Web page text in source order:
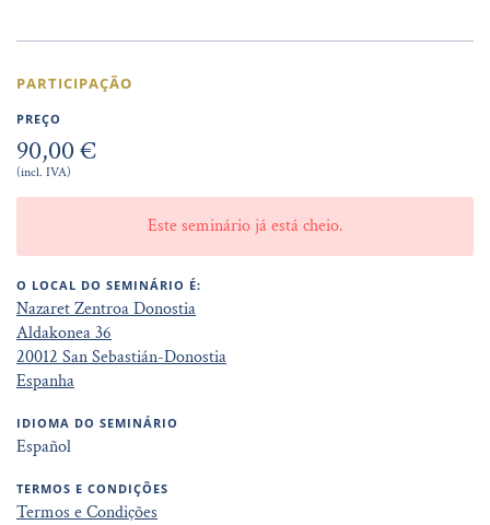
PARTICIPAÇÃO
PREÇO
90,00 €
(incl. IVA)
Este seminário já está cheio.
O LOCAL DO SEMINÁRIO É:
Nazaret Zentroa Donostia
Aldakonea 36
20012 San Sebastián-Donostia
Espanha
IDIOMA DO SEMINÁRIO
Español
TERMOS E CONDIÇÕES
Termos e Condições